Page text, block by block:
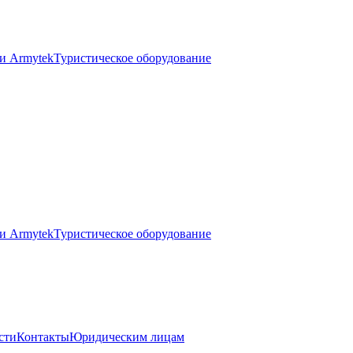
ArmytekТуристическое оборудование
ArmytekТуристическое оборудование
КонтактыЮридическим лицам